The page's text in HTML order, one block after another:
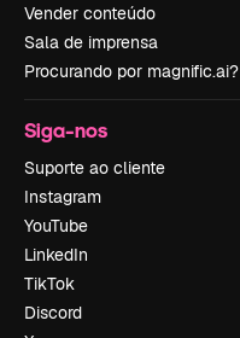
Vender conteúdo
Sala de imprensa
Procurando por magnific.ai?
Siga-nos
Suporte ao cliente
Instagram
YouTube
LinkedIn
TikTok
Discord